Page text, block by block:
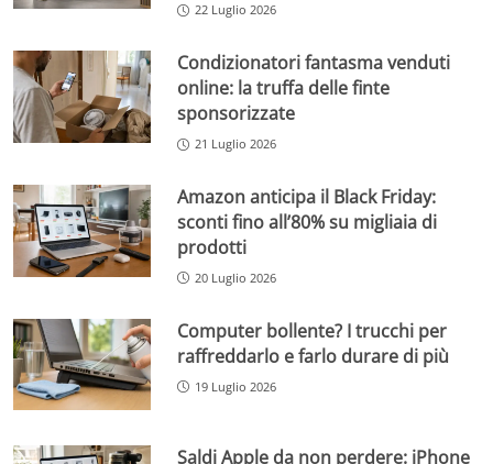
22 Luglio 2026
Condizionatori fantasma venduti
online: la truffa delle finte
sponsorizzate
21 Luglio 2026
Amazon anticipa il Black Friday:
sconti fino all’80% su migliaia di
prodotti
20 Luglio 2026
Computer bollente? I trucchi per
raffreddarlo e farlo durare di più
19 Luglio 2026
Saldi Apple da non perdere: iPhone